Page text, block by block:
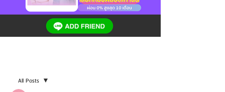
All Posts